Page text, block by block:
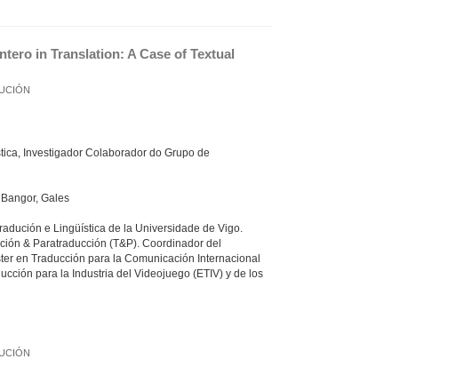
in Translation: A Case of Textual
Investigador Colaborador do Grupo de
Gales
e Lingüística de la Universidade de Vigo.
& Paratraducción (T&P). Coordinador del
en Traducción para la Comunicación Internacional
para la Industria del Videojuego (ETIV) y de los